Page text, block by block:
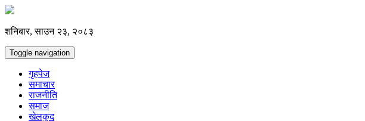
शनिबार, साउन २३, २०८३
Toggle navigation
गृहपेज
समाचार
राजनीति
समाज
खेलकुद